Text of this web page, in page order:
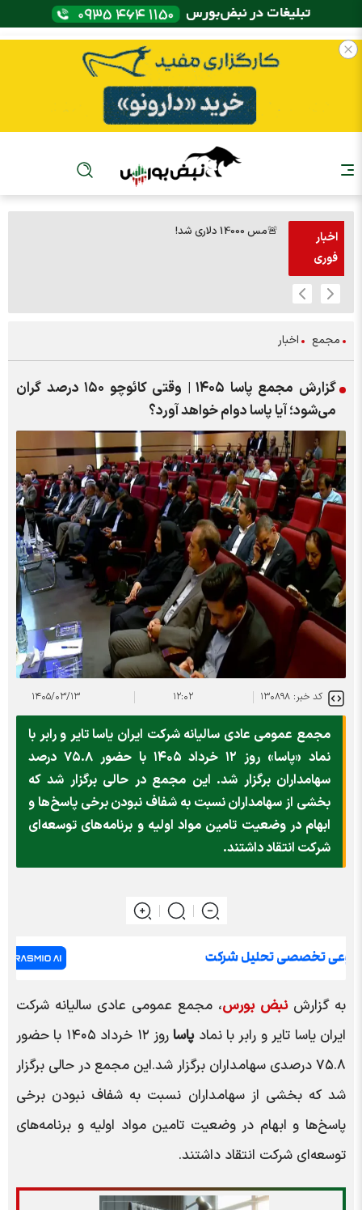
اخبار
فوری
🚨مس 14000 دلاری شد!
مجمع اخبار
گزارش مجمع پاسا ۱۴۰۵ | وقتی کائوچو ۱۵۰ درصد گران
می‌شود؛ آیا پاسا دوام خواهد آورد؟
کد خبر: ۱۳۰۸۹۸ ۱۲:۰۲ ۱۴۰۵/۰۳/۱۳
مجمع عمومی عادی سالیانه شرکت ایران یاسا تایر و رابر با
نماد «پاسا» روز ۱۲ خرداد ۱۴۰۵ با حضور ۷۵.۸ درصد
سهامداران برگزار شد. این مجمع در حالی برگزار شد که
بخشی از سهامداران نسبت به شفاف نبودن برخی پاسخ‌ها و
ابهام در وضعیت تامین مواد اولیه و برنامه‌های توسعه‌ای
شرکت انتقاد داشتند.
به گزارشنبض بورس، مجمع عمومی عادی سالیانه شرکت
ایران یاسا تایر و رابر با نمادپاسا
روز ۱۲ خرداد ۱۴۰۵ با حضور
۷۵.۸ درصدی سهامداران برگزار شد.این مجمع در حالی برگزار
شد که بخشی از سهامداران نسبت به شفاف نبودن برخی
پاسخ‌ها و ابهام در وضعیت تامین مواد اولیه و برنامه‌های
توسعه‌ای شرکت انتقاد داشتند.